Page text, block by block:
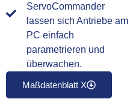
ServoCommander
lassen sich Antriebe am
PC einfach
parametrieren und
überwachen.
Maßdatenblatt X